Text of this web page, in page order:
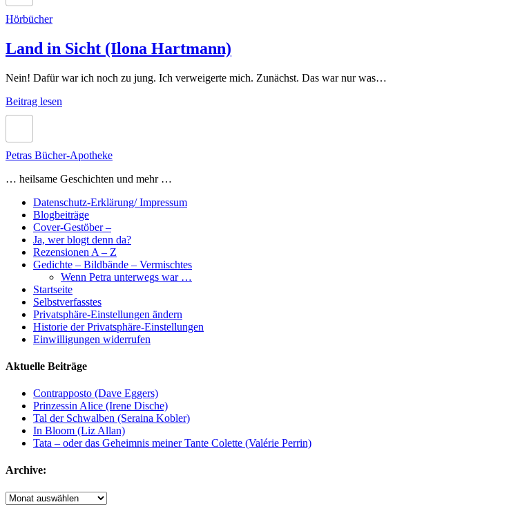
Hörbücher
Land in Sicht (Ilona Hartmann)
Nein! Dafür war ich noch zu jung. Ich verweigerte mich. Zunächst. Das war nur was…
Beitrag lesen
Hartmann)
Petras Bücher-Apotheke
… heilsame Geschichten und mehr …
Datenschutz-Erklärung/ Impressum
Blogbeiträge
Cover-Gestöber –
Ja, wer blogt denn da?
Rezensionen A – Z
Gedichte – Bildbände – Vermischtes
Wenn Petra unterwegs war …
Startseite
Selbstverfasstes
Privatsphäre-Einstellungen ändern
Historie der Privatsphäre-Einstellungen
Einwilligungen widerrufen
Aktuelle Beiträge
Contrapposto (Dave Eggers)
Prinzessin Alice (Irene Dische)
Tal der Schwalben (Seraina Kobler)
In Bloom (Liz Allan)
Tata – oder das Geheimnis meiner Tante Colette (Valérie Perrin)
Archive:
Archive: